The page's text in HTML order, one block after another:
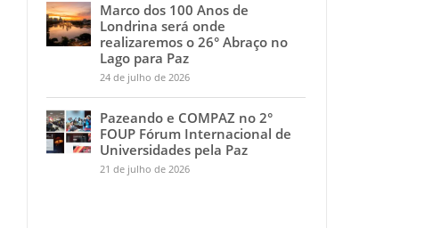
Marco dos 100 Anos de
Londrina será onde
realizaremos o 26° Abraço no
Lago para Paz
24 de julho de 2026
Pazeando e COMPAZ no 2°
FOUP Fórum Internacional de
Universidades pela Paz
21 de julho de 2026